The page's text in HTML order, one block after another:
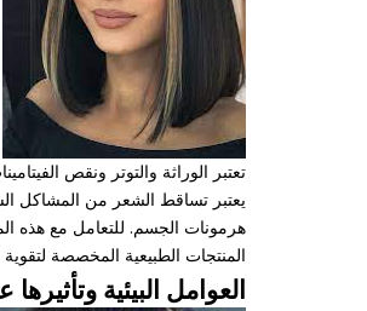
تعتبر الوراثة والتوتر ونقص
يعتبر تساقط الشعر من المشاكل
هرمونات الجسم. للتعامل مع هذه
المنتجات الطبيعية المخصصة
العوامل البيئية